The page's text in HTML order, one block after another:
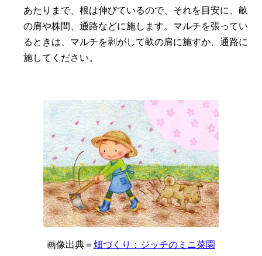
あたりまで、根は伸びているので、それを目安に、畝
の肩や株間、通路などに施します。マルチを張ってい
るときは、マルチを剥がして畝の肩に施すか、通路に
施してください。
画像出典＝ 畑づくり：ジッチのミニ菜園